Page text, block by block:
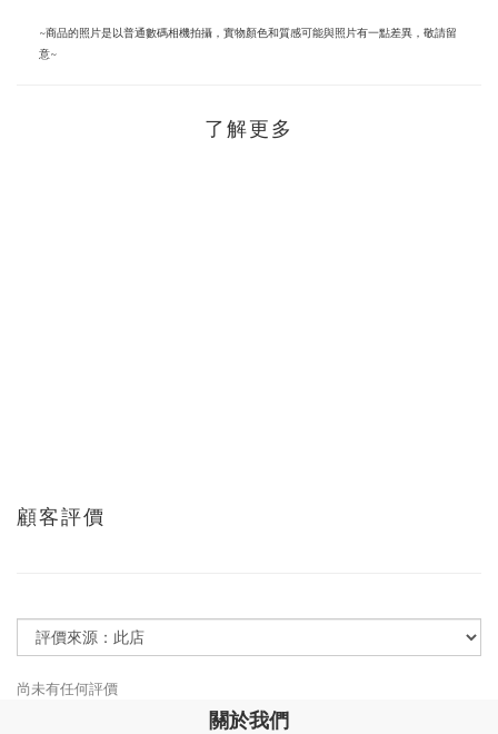
~商品的照片是以普通數碼相機拍攝，實物顏色和質感可能與照片有一點差異，敬請留
意~
了解更多
顧客評價
尚未有任何評價
關於我們